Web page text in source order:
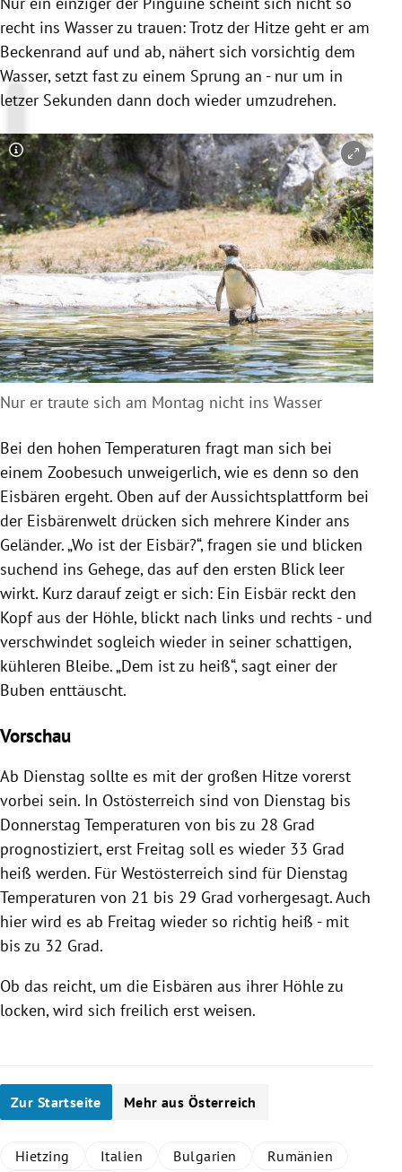
recht ins Wasser zu trauen: Trotz der Hitze geht er am
Beckenrand auf und ab, nähert sich vorsichtig dem
Wasser, setzt fast zu einem Sprung an - nur um in
letzer Sekunden dann doch wieder umzudrehen.
Copyright-Hinweis öffnen/schließen
Nur er traute sich am Montag nicht ins Wasser
Bei den hohen Temperaturen fragt man sich bei
einem Zoobesuch unweigerlich, wie es denn so den
Eisbären ergeht. Oben auf der Aussichtsplattform bei
der Eisbärenwelt drücken sich mehrere Kinder ans
Geländer. „Wo ist der Eisbär?“, fragen sie und blicken
suchend ins Gehege, das auf den ersten Blick leer
wirkt. Kurz darauf zeigt er sich: Ein Eisbär reckt den
Kopf aus der Höhle, blickt nach links und rechts - und
verschwindet sogleich wieder in seiner schattigen,
kühleren Bleibe. „Dem ist zu heiß“, sagt einer der
Buben enttäuscht.
Vorschau
Ab Dienstag sollte es mit der großen Hitze vorerst
vorbei sein. In Ostösterreich sind von Dienstag bis
Donnerstag Temperaturen von bis zu 28 Grad
prognostiziert, erst Freitag soll es wieder 33 Grad
heiß werden. Für Westösterreich sind für Dienstag
Temperaturen von 21 bis 29 Grad vorhergesagt. Auch
hier wird es ab Freitag wieder so richtig heiß - mit
bis zu 32 Grad.
Ob das reicht, um die Eisbären aus ihrer Höhle zu
locken, wird sich freilich erst weisen.
Zur Startseite Mehr aus Österreich
Hietzing Italien Bulgarien
Rumänien